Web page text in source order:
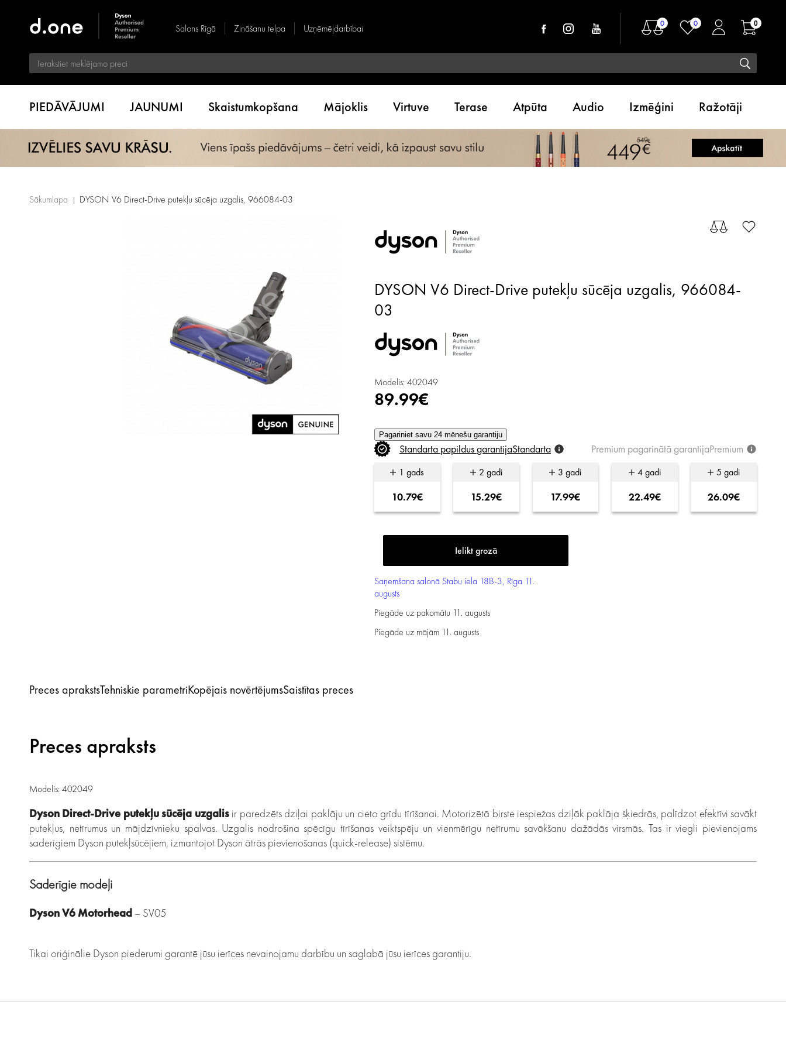
Salons Rīgā Zināšanu telpa Uzņēmējdarbībai 0 0 0
PIEDĀVĀJUMI JAUNUMI Skaistumkopšana Mājoklis Virtuve Terase Atpūta Audio Izmēģini Ražotāji
Sākumlapa DYSON V6 Direct-Drive putekļu sūcēja uzgalis, 966084-03
DYSON V6 Direct-Drive putekļu sūcēja uzgalis, 966084-
03
Modelis: 402049
89.99€
Pagariniet savu 24 mēnešu garantiju
Standarta papildusgarantijaStandarta Premium pagarinātā garantijaPremium
1 gads
10.79€
2 gadi
15.29€
3 gadi
17.99€
4 gadi
22.49€
5 gadi
26.09€
Saņemšana salonā Stabu iela 18B-3, Rīga 11.
augusts
Piegāde uz pakomātu 11. augusts
Piegāde uz mājām 11. augusts
Preces aprakstsTehniskie parametriKopējais novērtējumsSaistītas preces
Preces apraksts
Modelis: 402049
Dyson Direct-Drive putekļu sūcēja uzgalisir paredzēts dziļai paklāju un cieto grīdu tīrīšanai. Motorizētā birste iespiežas dziļāk paklāja šķiedrās, palīdzot efektīvi savākt
putekļus, netīrumus un mājdzīvnieku spalvas. Uzgalis nodrošina spēcīgu tīrīšanas veiktspēju un vienmērīgu netīrumu savākšanu dažādās virsmās. Tas ir viegli pievienojams
saderīgiem Dyson putekļsūcējiem, izmantojot Dyson ātrās pievienošanas (quick-release) sistēmu.
Saderīgie modeļi
Dyson V6 Motorhead – SV05
Tikai oriģinālie Dyson piederumi garantē jūsu ierīces nevainojamu darbību un saglabā jūsu ierīces garantiju.